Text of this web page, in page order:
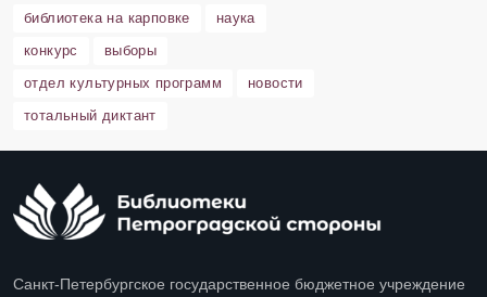
библиотека на карповке
наука
конкурс
выборы
отдел культурных программ
новости
тотальный диктант
Санкт-Петербургское государственное бюджетное учреждение